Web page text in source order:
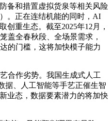
备和措置虚拟货泉等相关风险
。正在连结机能的同时，AI
创重生态。截至2025年12月，
盖全春秋段、全场景需求，
的门槛，这将加快模子能力
作劣势。我国生成式人工
据、人工智能等手艺正催生智
业态，数据要素潜力的将加快